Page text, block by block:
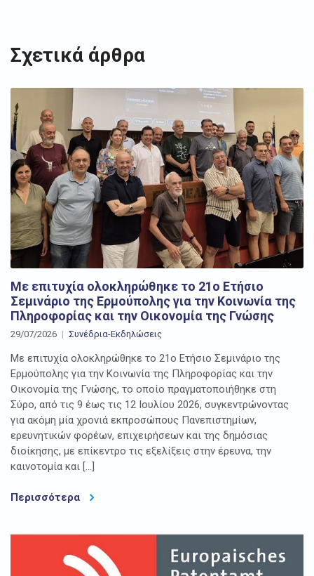
Σχετικά άρθρα
Με επιτυχία ολοκληρώθηκε το 21ο Ετήσιο
Σεμινάριο της Ερμούπολης για την Κοινωνία της
Πληροφορίας και την Οικονομία της Γνώσης
29/07/2026 Συνέδρια-Εκδηλώσεις
Με επιτυχία ολοκληρώθηκε το 21ο Ετήσιο Σεμινάριο της
Ερμούπολης για την Κοινωνία της Πληροφορίας και την
Οικονομία της Γνώσης, το οποίο πραγματοποιήθηκε στη
Σύρο, από τις 9 έως τις 12 Ιουλίου 2026, συγκεντρώνοντας
για ακόμη μία χρονιά εκπροσώπους Πανεπιστημίων,
ερευνητικών φορέων, επιχειρήσεων και της δημόσιας
διοίκησης, με επίκεντρο τις εξελίξεις στην έρευνα, την
καινοτομία και […]
Περισσότερα